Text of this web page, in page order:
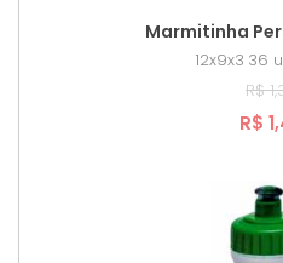
Marmitinha
12x9x3 36
R$
R$